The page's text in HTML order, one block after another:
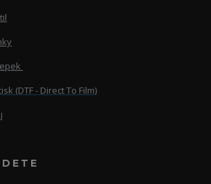
(DTF - Direct To Film)